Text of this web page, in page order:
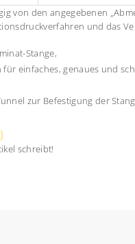
von den angegebenen
und das
Stange,
einfaches, genaues und
zur Befestigung der
schreibt!